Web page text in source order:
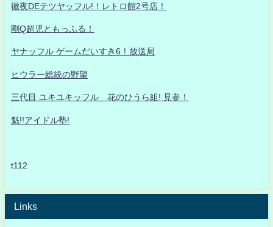
徹夜DEテツヤッフル!！レトロ館2号店！
剛Q超児ともっふる！
ヤナッフル ゲームだいすき6！放送局
ヒウラー総統の野望
三代目 ユキユキッフル 花のひうら組! 見参！
魁!!アイドル塾!
t112
Links